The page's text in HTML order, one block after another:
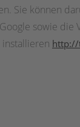
Sie können
sowie
http://